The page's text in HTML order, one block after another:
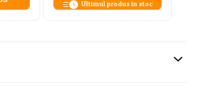
Ultimul produs in stoc